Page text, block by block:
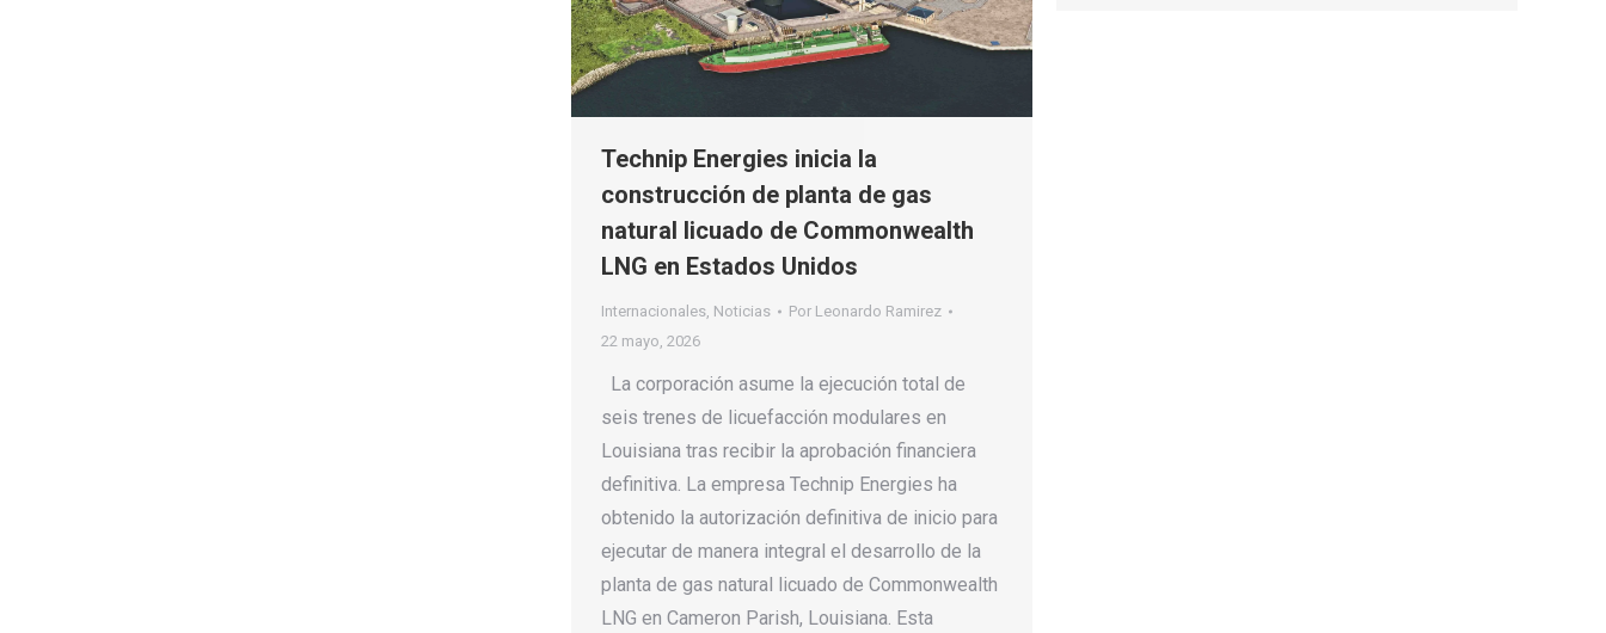
Technip Energies inicia la
construcción de planta de gas
natural licuado de Commonwealth
LNG en Estados Unidos
Internacionales, Noticias Por Leonardo Ramirez
22 mayo, 2026
La corporación asume la ejecución total de
seis trenes de licuefacción modulares en
Louisiana tras recibir la aprobación financiera
definitiva. La empresa Technip Energies ha
obtenido la autorización definitiva de inicio para
ejecutar de manera integral el desarrollo de la
planta de gas natural licuado de Commonwealth
LNG en Cameron Parish, Louisiana. Esta